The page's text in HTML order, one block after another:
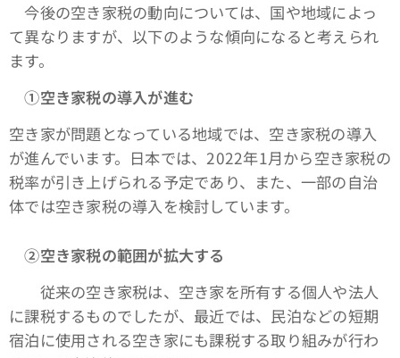
今後の空き家税の動向については、国や地域によっ
て異なりますが、以下のような傾向になると考えられ
ます。
①空き家税の導入が進む
空き家が問題となっている地域では、空き家税の導入
が進んでいます。日本では、2022年1月から空き家税の
税率が引き上げられる予定であり、また、一部の自治
体では空き家税の導入を検討しています。
➁空き家税の範囲が拡大する
従来の空き家税は、空き家を所有する個人や法人
に課税するものでしたが、最近では、民泊などの短期
宿泊に使用される空き家にも課税する取り組みが行わ